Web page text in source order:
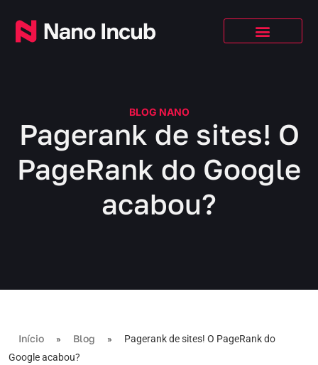
BLOG NANO
Pagerank de sites! O
PageRank do Google
acabou?
Início » Blog »
Pagerank de sites! O PageRank do
Google acabou?